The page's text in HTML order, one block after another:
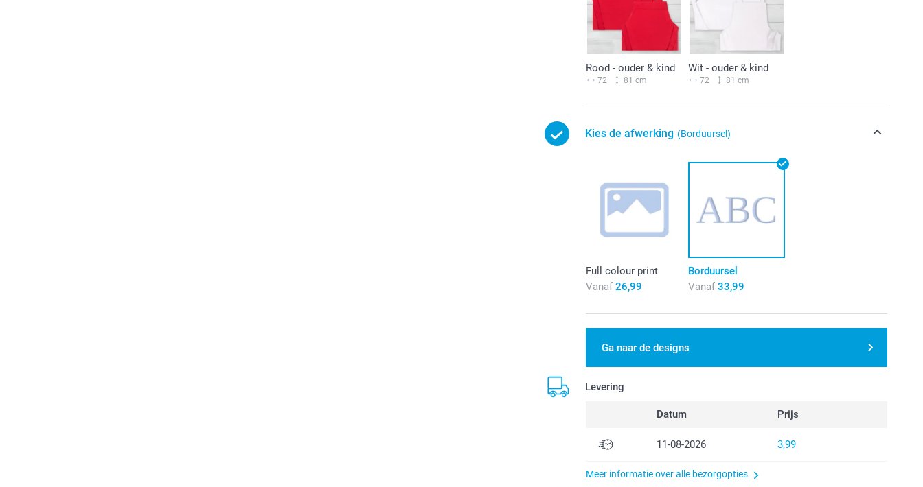
Rood - ouder & kind
72 81 cm
Wit - ouder & kind
72 81 cm
Kies de afwerking (Borduursel)
Full colour print
Vanaf 26,99
Borduursel
Vanaf 33,99
Ga naar de designs
Levering
Datum Prijs
11-08-2026 3,99
Meer informatie over alle bezorgopties